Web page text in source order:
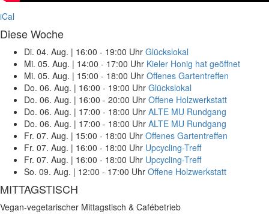
iCal
Diese Woche
Di. 04. Aug. | 16:00 - 19:00 Uhr Glückslokal
Mi. 05. Aug. | 14:00 - 17:00 Uhr Kieler Honig hat geöffnet
Mi. 05. Aug. | 15:00 - 18:00 Uhr Offenes Gartentreffen
Do. 06. Aug. | 16:00 - 19:00 Uhr Glückslokal
Do. 06. Aug. | 16:00 - 20:00 Uhr Offene Holzwerkstatt
Do. 06. Aug. | 17:00 - 18:00 Uhr ALTE MU Rundgang
Do. 06. Aug. | 17:00 - 18:00 Uhr ALTE MU Rundgang
Fr. 07. Aug. | 15:00 - 18:00 Uhr Offenes Gartentreffen
Fr. 07. Aug. | 16:00 - 18:00 Uhr Upcycling-Treff
Fr. 07. Aug. | 16:00 - 18:00 Uhr Upcycling-Treff
So. 09. Aug. | 12:00 - 17:00 Uhr Offene Holzwerkstatt
MITTAGSTISCH
Vegan-vegetarischer Mittagstisch & Cafébetrieb